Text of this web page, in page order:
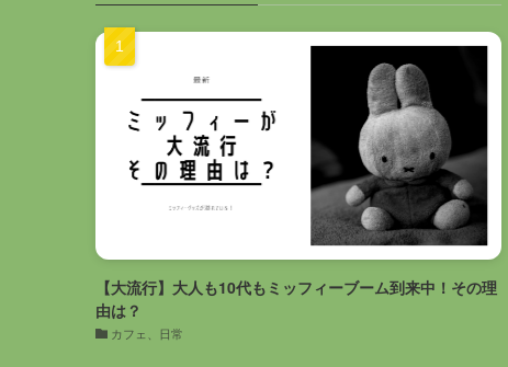
【大流行】大人も10代もミッフィーブーム到来中！その理
由は？
カフェ、日常